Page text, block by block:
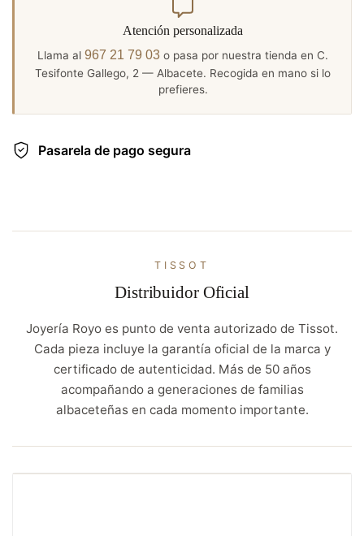
Atención personalizada
Llama al 967 21 79 03 o pasa por nuestra tienda en C.
Tesifonte Gallego, 2 — Albacete. Recogida en mano si lo
prefieres.
Pasarela de pago segura
TISSOT
Distribuidor Oficial
Joyería Royo es punto de venta autorizado de Tissot.
Cada pieza incluye la garantía oficial de la marca y
certificado de autenticidad. Más de 50 años
acompañando a generaciones de familias
albaceteñas en cada momento importante.